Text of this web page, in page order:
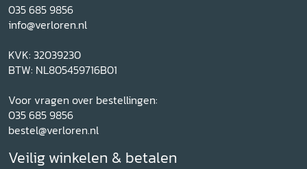
035 685 9856
info@verloren.nl
KVK: 32039230
BTW: NL805459716B01
Voor vragen over bestellingen:
035 685 9856
bestel@verloren.nl
Veilig winkelen & betalen